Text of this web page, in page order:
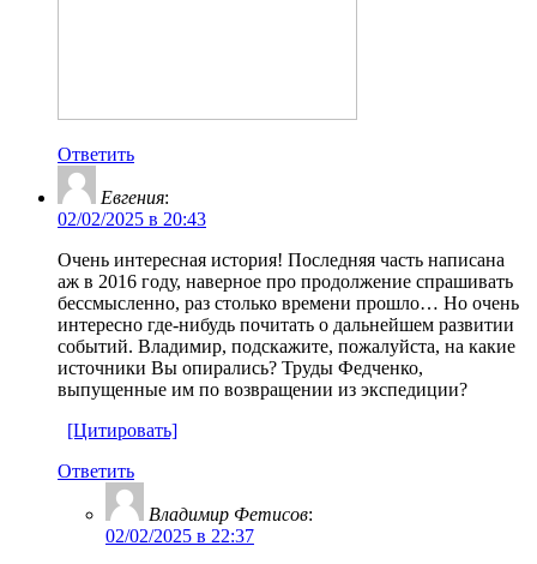
Ответить
Евгения:
02/02/2025 в 20:43
Очень интересная история! Последняя часть написана
аж в 2016 году, наверное про продолжение спрашивать
бессмысленно, раз столько времени прошло… Но очень
интересно где-нибудь почитать о дальнейшем развитии
событий. Владимир, подскажите, пожалуйста, на какие
источники Вы опирались? Труды Федченко,
выпущенные им по возвращении из экспедиции?
[Цитировать]
Ответить
Владимир Фетисов:
02/02/2025 в 22:37